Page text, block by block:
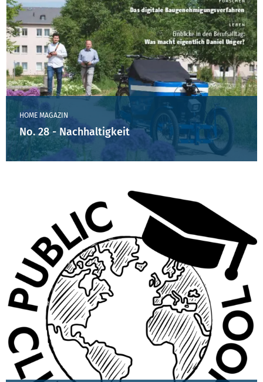
HOME MAGAZIN
No. 28 - Nachhaltigkeit